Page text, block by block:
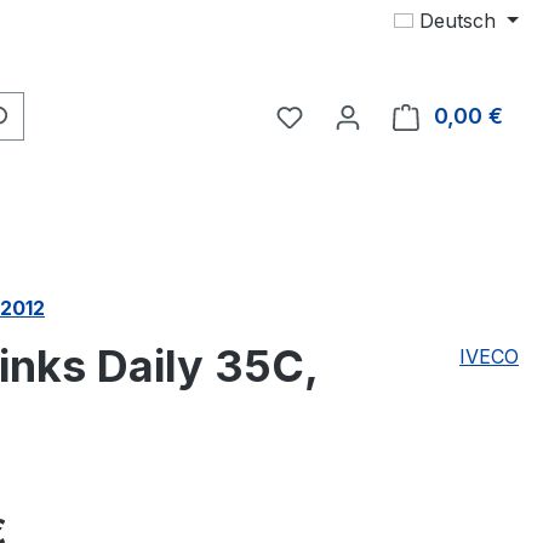
Deutsch
Du hast 0 Produkte auf
0,00 €
Daily 35C,
IVECO